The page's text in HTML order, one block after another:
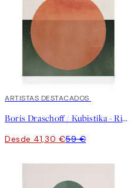
30%*
ARTISTAS DESTACADOS
Boris Draschoff / Kubistika - Rising Lienzo
Desde 41,30 €59 €